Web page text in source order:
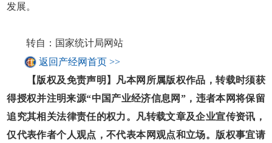
发展。
转自：国家统计局网站
返回产经网首页 >>
【版权及免责声明】凡本网所属版权作品，转载时须获
得授权并注明来源“中国产业经济信息网”，违者本网将保留
追究其相关法律责任的权力。凡转载文章及企业宣传资讯，
仅代表作者个人观点，不代表本网观点和立场。版权事宜请